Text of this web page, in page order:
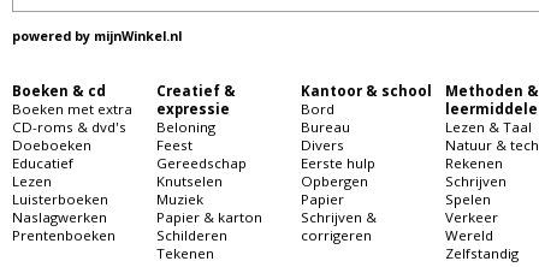
powered by mijnWinkel.nl
Boeken & cd
Boeken met extra
CD-roms & dvd's
Doeboeken
Educatief
Lezen
Luisterboeken
Naslagwerken
Prentenboeken
Creatief &
expressie
Beloning
Feest
Gereedschap
Knutselen
Muziek
Papier & karton
Schilderen
Tekenen
Kantoor & school
Bord
Bureau
Divers
Eerste hulp
Opbergen
Papier
Schrijven &
corrigeren
Methoden &
Lezen & Taal
Natuur &
Rekenen
Schrijven
Spelen
Verkeer
Wereld
Zelfstandig